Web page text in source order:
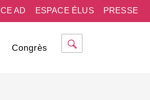
PRESSE
ESPACE ÉLUS
AD
Congrès